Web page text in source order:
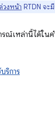
วงหน้า RTDN จะ
รณ์เหล่านี้ได้ใน
ริการ